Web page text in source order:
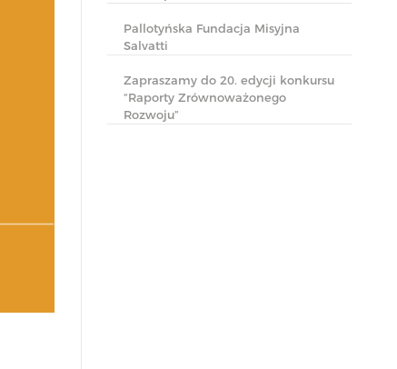
Pallotyńska Fundacja Misyjna
Salvatti
Zapraszamy do 20. edycji konkursu
“Raporty Zrównoważonego
Rozwoju”